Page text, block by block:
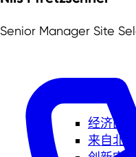
经济区
来自北
Senior Manager Site